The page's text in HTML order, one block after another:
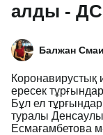
алды -
Балжан
Коронавирустық
ересек
Бұл ел
туралы
Есмағамбетова